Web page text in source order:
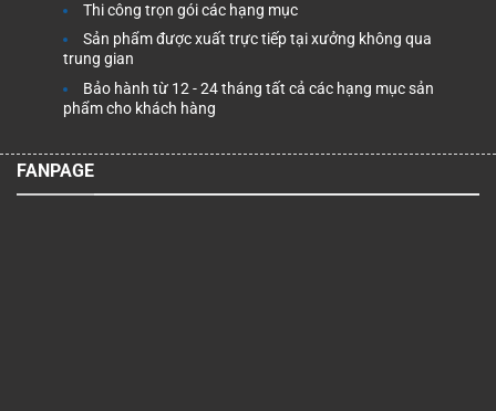
Thi công trọn gói các hạng mục
Sản phẩm được xuất trực tiếp tại xưởng không qua
trung gian
Bảo hành từ 12 - 24 tháng tất cả các hạng mục sản
phẩm cho khách hàng
FANPAGE